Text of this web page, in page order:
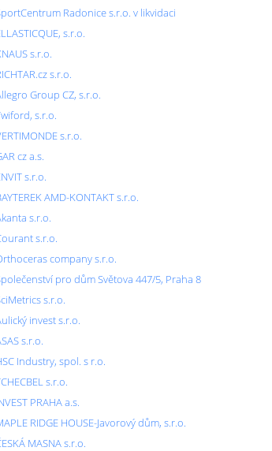
Radonice s.r.o. v likvidaci
s.r.o.
s.r.o.
s.r.o.
Group CZ, s.r.o.
s.r.o.
s.r.o.
cz a.s.
s.r.o.
AMD-KONTAKT s.r.o.
s.r.o.
s.r.o.
company s.r.o.
pro dům Světova 447/5, Praha 8
s.r.o.
invest s.r.o.
s.r.o.
Industry, spol. s r.o.
s.r.o.
PRAHA a.s.
RIDGE HOUSE-Javorový dům, s.r.o.
MASNA s.r.o.